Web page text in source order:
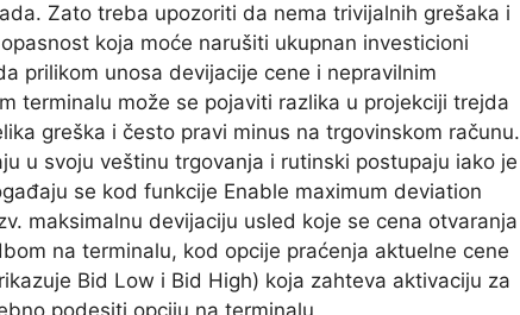
Zato treba upozoriti da nema trivijalnih grešaka i
koja moće narušiti ukupnan investicioni
prilikom unosa devijacije cene i nepravilnim
terminalu može se pojaviti razlika u projekciji trejda
greška i često pravi minus na trgovinskom računu.
u svoju veštinu trgovanja i rutinski postupaju iako je
se kod funkcije Enable maximum deviation
maksimalnu devijaciju usled koje se cena otvaranja
na terminalu, kod opcije praćenja aktuelne cene
Bid Low i Bid High) koja zahteva aktivaciju za